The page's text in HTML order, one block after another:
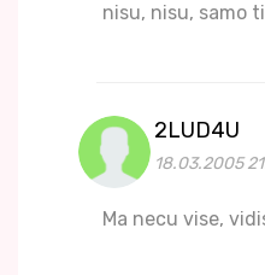
nisu, nisu, samo
2LUD4U
18.03.2005
Ma necu vise,